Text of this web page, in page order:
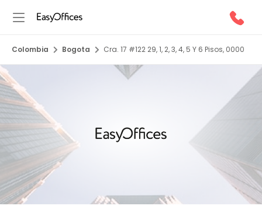
Colombia Bogota Cra. 17 #122 29, 1, 2, 3, 4, 5 Y 6 Pisos, 0000